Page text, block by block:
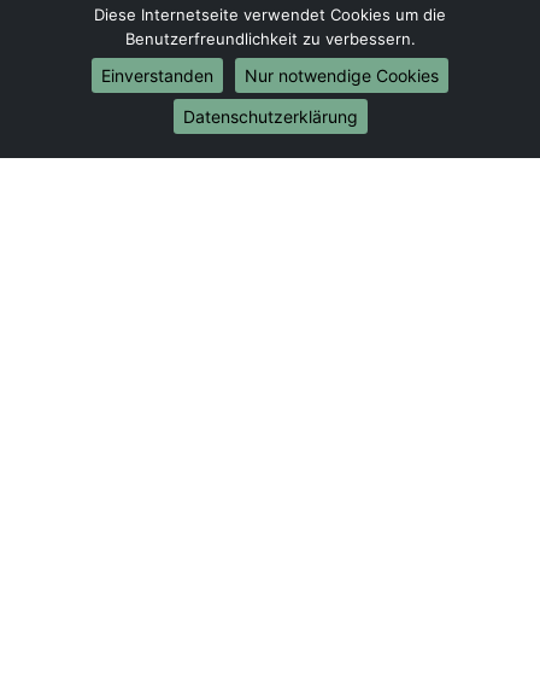
Umzug von Osnabrück nach Bielefeld
Umzug von Osnabrück nach Bonn
Umzug von Osnabrück nach Münster
Internationale-Umzüge
Umzug von Osnabrück nach Brasilien
Diese Internetseite verwendet Cookies um die
Benutzerfreundlichkeit zu verbessern.
Einverstanden
Nur notwendige Cookies
Datenschutzerklärung